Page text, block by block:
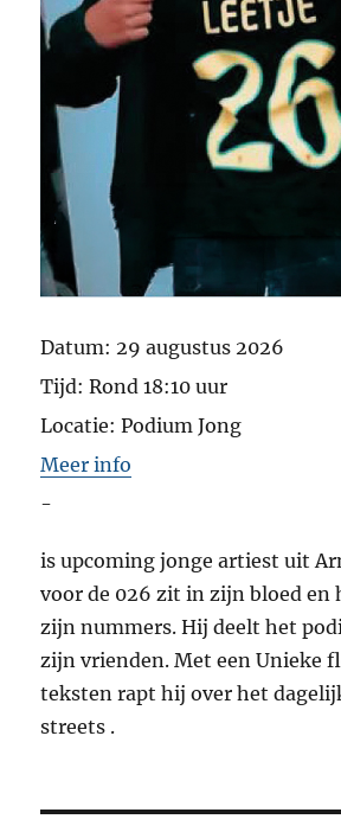
Datum: 29 augustus 2026
Tijd:Rond 18:10 uur
Locatie:Podium Jong
Meer info
-
is upcoming jonge artiest uit
voor de 026 zit in zijn bloed en
zijn nummers. Hij deelt het
zijn vrienden. Met een Unieke
teksten rapt hij over het
streets .